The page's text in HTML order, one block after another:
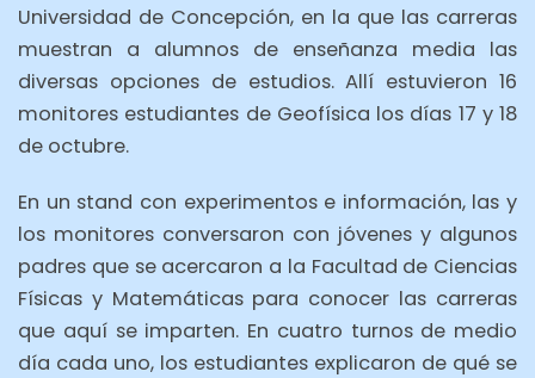
Universidad de Concepción, en la que las carreras
muestran a alumnos de enseñanza media las
diversas opciones de estudios. Allí estuvieron 16
monitores estudiantes de Geofísica los días 17 y 18
de octubre.
En un stand con experimentos e información, las y
los monitores conversaron con jóvenes y algunos
padres que se acercaron a la Facultad de Ciencias
Físicas y Matemáticas para conocer las carreras
que aquí se imparten. En cuatro turnos de medio
día cada uno, los estudiantes explicaron de qué se